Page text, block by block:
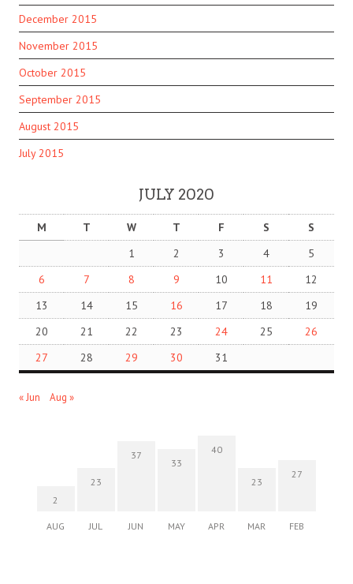
December 2015
November 2015
October 2015
September 2015
August 2015
July 2015
JULY 2020
M T W T F S
S
1
2 3 4
5
6
7 8 9 10 11
12
13
14 15 16 17 18
19
20
21 22 23 24 25
26
27
28 29 30 31
« Jun Aug »
2
AUG
23
JUL
37
JUN
33
MAY
40
APR
23
MAR
27
FEB